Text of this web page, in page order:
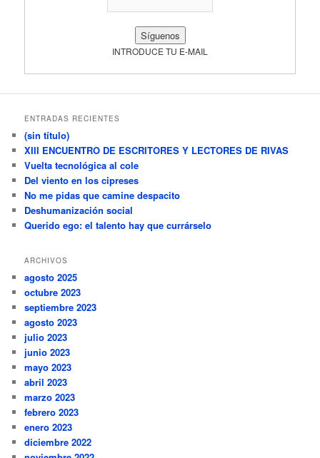
INTRODUCE TU E-MAIL
ENTRADAS RECIENTES
(sin título)
XIII ENCUENTRO DE ESCRITORES Y LECTORES DE RIVAS
Vuelta tecnológica al cole
Del viento en los cipreses
No me pidas que camine despacito
Deshumanización social
Querido ego: el talento hay que currárselo
ARCHIVOS
agosto 2025
octubre 2023
septiembre 2023
agosto 2023
julio 2023
junio 2023
mayo 2023
abril 2023
marzo 2023
febrero 2023
enero 2023
diciembre 2022